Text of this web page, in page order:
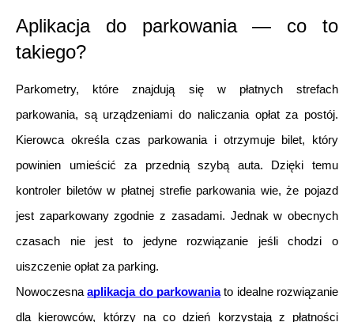
Aplikacja do parkowania — co to
takiego?
Parkometry, które znajdują się w płatnych strefach
parkowania, są urządzeniami do naliczania opłat za postój.
Kierowca określa czas parkowania i otrzymuje bilet, który
powinien umieścić za przednią szybą auta. Dzięki temu
kontroler biletów w płatnej strefie parkowania wie, że pojazd
jest zaparkowany zgodnie z zasadami. Jednak w obecnych
czasach nie jest to jedyne rozwiązanie jeśli chodzi o
uiszczenie opłat za parking.
Nowoczesna aplikacja do parkowania to idealne rozwiązanie
dla kierowców, którzy na co dzień korzystają z płatności